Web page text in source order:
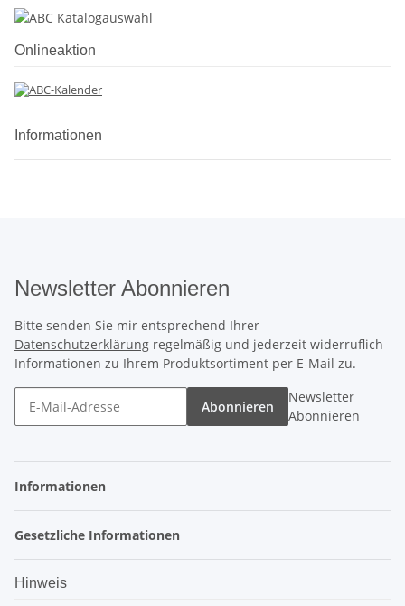
Onlineaktion
Informationen
Newsletter Abonnieren
Bitte senden Sie mir entsprechend Ihrer
Datenschutzerklärung regelmäßig und jederzeit widerruflich
Informationen zu Ihrem Produktsortiment per E-Mail zu.
Abonnieren
Newsletter
Abonnieren
Informationen
Gesetzliche Informationen
Hinweis